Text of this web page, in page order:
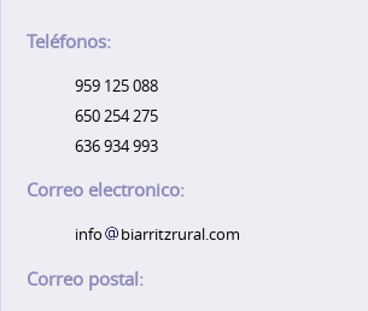
Teléfonos:
959 125 088
650 254 275
636 934 993
Correo electronico:
info biarritzrural.com
Correo postal: